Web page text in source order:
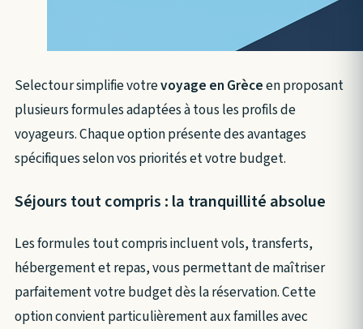
Selectour simplifie votrevoyage en Grèceen proposant
plusieurs formules adaptées à tous les profils de
voyageurs. Chaque option présente des avantages
spécifiques selon vos priorités et votre budget.
Séjours tout compris : la tranquillité absolue
Les formules tout compris incluent vols, transferts,
hébergement et repas, vous permettant de maîtriser
parfaitement votre budget dès la réservation. Cette
option convient particulièrement aux familles avec